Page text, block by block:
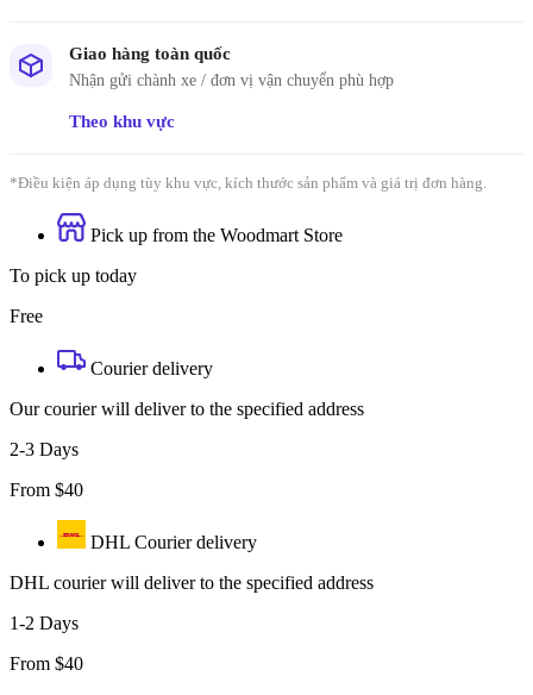
Giao hàng toàn quốc
Nhận gửi chành xe / đơn vị vận chuyển phù hợp
Theo khu vực
*Điều kiện áp dụng tùy khu vực, kích thước sản phẩm và giá trị đơn hàng.
Pick up from the Woodmart Store
To pick up today
Free
Courier delivery
Our courier will deliver to the specified address
2-3 Days
From $40
DHL Courier delivery
DHL courier will deliver to the specified address
1-2 Days
From $40